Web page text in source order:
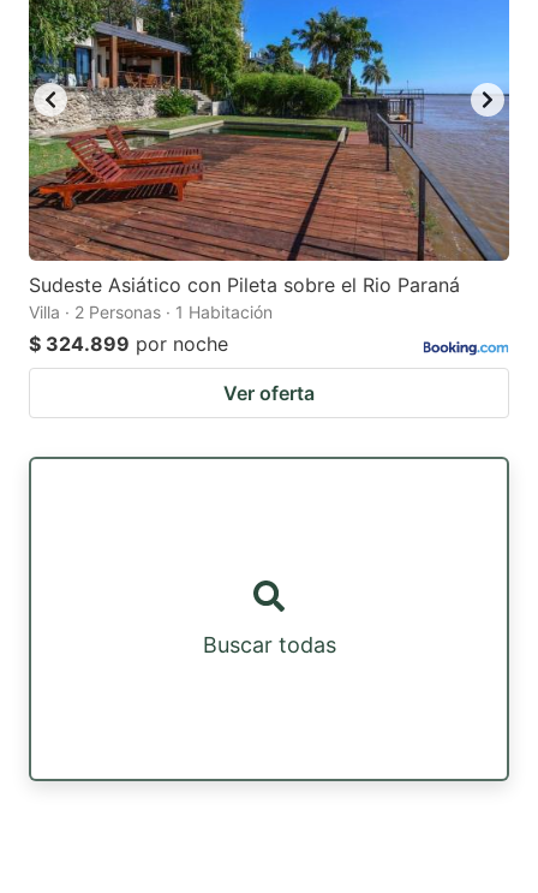
Sudeste Asiático con Pileta sobre el Rio Paraná
Villa · 2 Personas · 1 Habitación
$ 324.899 por noche
Ver oferta
Buscar todas